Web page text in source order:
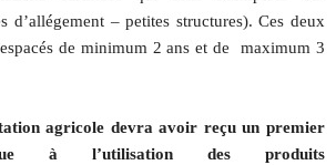
d’allégement – petites structures). Ces deux
de minimum 2 ans et de maximum 3
agricole devra avoir reçu un premier
à l’utilisation des produits